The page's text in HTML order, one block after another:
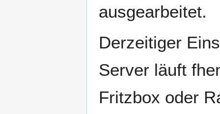
ausgearbeitet.
Derzeitiger
Server läuft
Fritzbox oder